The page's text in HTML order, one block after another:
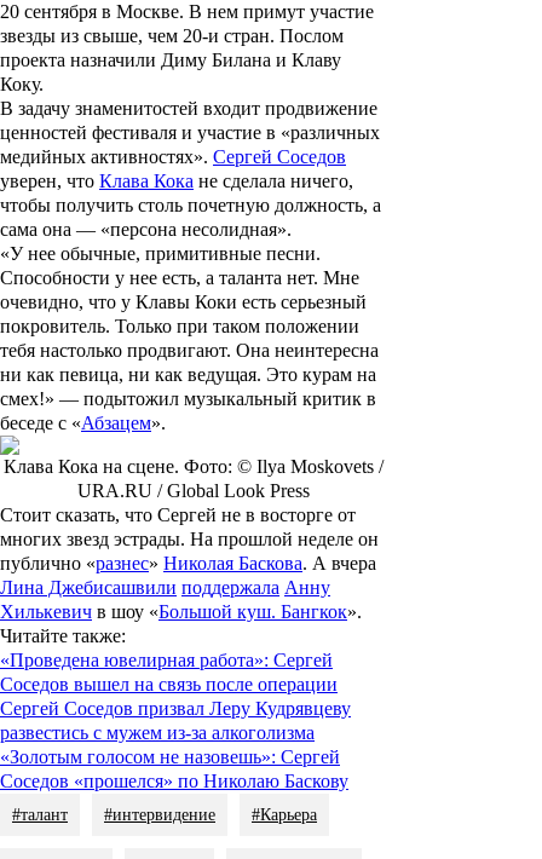
20 сентября в Москве. В нем примут участие
звезды из свыше, чем 20-и стран. Послом
проекта назначили Диму Билана и Клаву
Коку.
В задачу знаменитостей входит продвижение
ценностей фестиваля и участие в «различных
медийных активностях». Сергей Соседов
уверен, что Клава Кока не сделала ничего,
чтобы получить столь почетную должность, а
сама она — «персона несолидная».
«У нее обычные, примитивные песни.
Способности у нее есть, а таланта нет. Мне
очевидно, что у Клавы Коки есть серьезный
покровитель. Только при таком положении
тебя настолько продвигают. Она неинтересна
ни как певица, ни как ведущая. Это курам на
смех!» — подытожил музыкальный критик в
беседе с «Абзацем».
Клава Кока на сцене. Фото: © Ilya Moskovets /
URA.RU / Global Look Press
Стоит сказать, что Сергей не в восторге от
многих звезд эстрады. На прошлой неделе он
публично «разнес» Николая Баскова. А вчера
Лина Джебисашвили поддержала Анну
Хилькевич в шоу «Большой куш. Бангкок».
Читайте также:
«Проведена ювелирная работа»: Сергей
Соседов вышел на связь после операции
Сергей Соседов призвал Леру Кудрявцеву
развестись с мужем из-за алкоголизма
«Золотым голосом не назовешь»: Сергей
Соседов «прошелся» по Николаю Баскову
#талант #интервидение #Карьера